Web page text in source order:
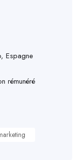
Espagne
rémunéré